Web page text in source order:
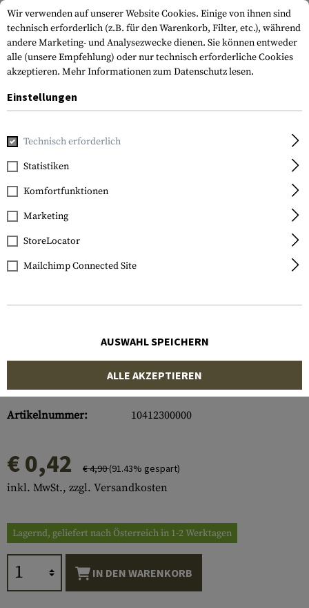
Home Tactical Gear Gummi-
Armamat
Switzerland Rubber
Patch Multicam
Artikelnummer: 10412300000
€ 0,42 € 4,90(91.43% gespart)
inkl. MwSt., zzgl. Versandkosten
Lagernd, geliefert nach Österreich in 1-2 Werktagen
IN DEN WARENKORB
Wir verwenden auf unserer Website Cookies. Einige von ihnen sind
technisch erforderlich (z.B. für den Warenkorb, Filter, etc.), während
andere Marketing- und Analysezwecke dienen. Sie können entweder
alle (unsere Empfehlung) oder nur technisch erforderliche Cookies
akzeptieren. Mehr Informationen zum Datenschutz lesen.
Einstellungen
Technisch erforderlich
Statistiken
Komfortfunktionen
Marketing
StoreLocator
Mailchimp Connected Site
AUSWAHL SPEICHERN
ALLE AKZEPTIEREN